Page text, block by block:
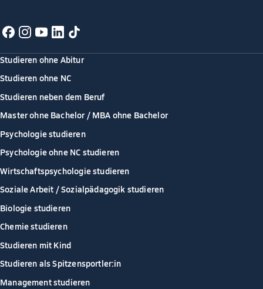
Studieren ohne Abitur
Studieren ohne NC
Studieren neben dem Beruf
Master ohne Bachelor / MBA ohne Bachelor
Psychologie studieren
Psychologie ohne NC studieren
Wirtschaftspsychologie studieren
Soziale Arbeit / Sozialpädagogik studieren
Biologie studieren
Chemie studieren
Studieren mit Kind
Studieren als Spitzensportler:in
Management studieren